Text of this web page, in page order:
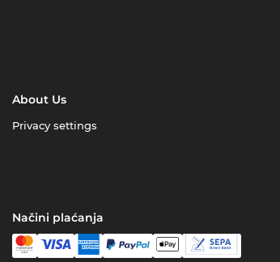
About Us
Privacy settings
Načini plaćanja